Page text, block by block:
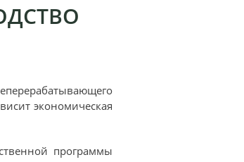
экономическая
программы